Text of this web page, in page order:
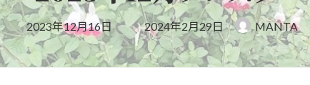
2023年12月16日
最
終
更
新
日
2024年2月29日 MANTA